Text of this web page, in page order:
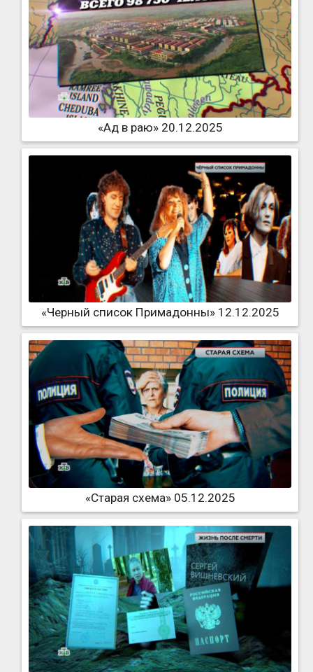
«Ад в раю» 20.12.2025
«Черный список Примадонны» 12.12.2025
«Старая схема» 05.12.2025